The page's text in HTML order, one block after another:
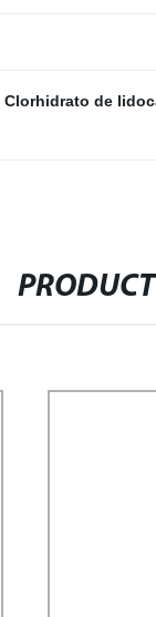
Clorhidrato de